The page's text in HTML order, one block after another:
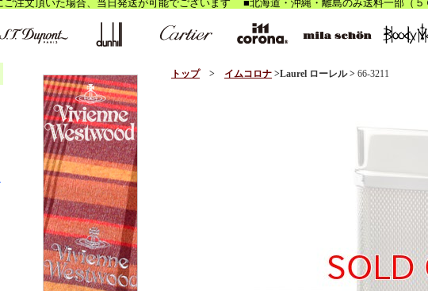
トップ> イムコロナ >Laurel ローレル> 66-3211